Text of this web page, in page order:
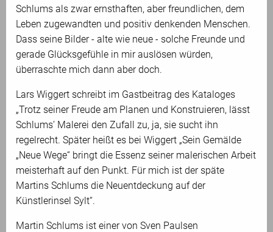
Schlums als zwar ernsthaften, aber freundlichen, dem
Leben zugewandten und positiv denkenden Menschen.
Dass seine Bilder - alte wie neue - solche Freunde und
gerade Glücksgefühle in mir auslösen würden,
überraschte mich dann aber doch.
Lars Wiggert schreibt im Gastbeitrag des Kataloges
„Trotz seiner Freude am Planen und Konstruieren, lässt
Schlums’ Malerei den Zufall zu, ja, sie sucht ihn
regelrecht. Später heißt es bei Wiggert „Sein Gemälde
„Neue Wege“ bringt die Essenz seiner malerischen Arbeit
meisterhaft auf den Punkt. Für mich ist der späte
Martins Schlums die Neuentdeckung auf der
Künstlerinsel Sylt“.
Martin Schlums ist einer von Sven Paulsen